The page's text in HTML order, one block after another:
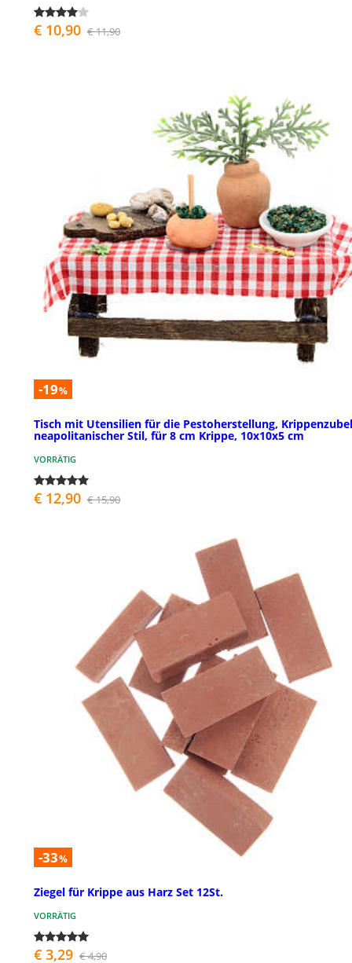
€ 10,90 € 11,90
-19%
Tisch mit Utensilien für die Pestoherstellung,
neapolitanischer Stil, für 8 cm Krippe, 10x10x5 cm
VORRÄTIG
€ 12,90 € 15,90
-33%
Ziegel für Krippe aus Harz Set 12St.
VORRÄTIG
€ 3,29 € 4,90